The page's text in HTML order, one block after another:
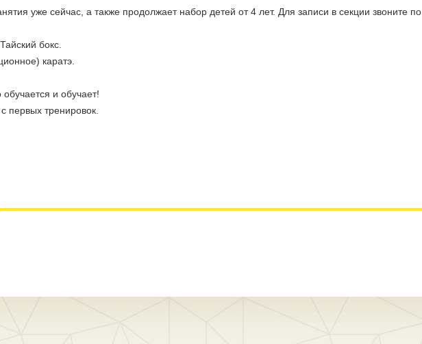
уже сейчас, а также продолжает набор детей от 4 лет. Для записи в секции звоните по
бокс.
каратэ.
и обучает!
первых тренировок.